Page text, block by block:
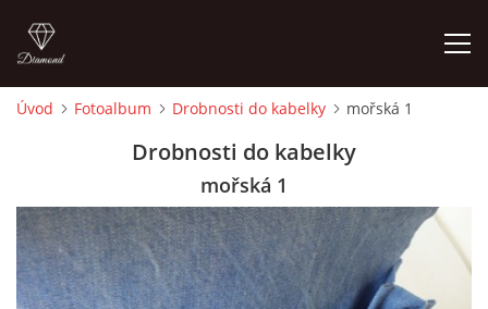
CEDULKY
Úvod Fotoalbum Drobnosti do kabelky mořská 1
Drobnosti do kabelky
mořská 1